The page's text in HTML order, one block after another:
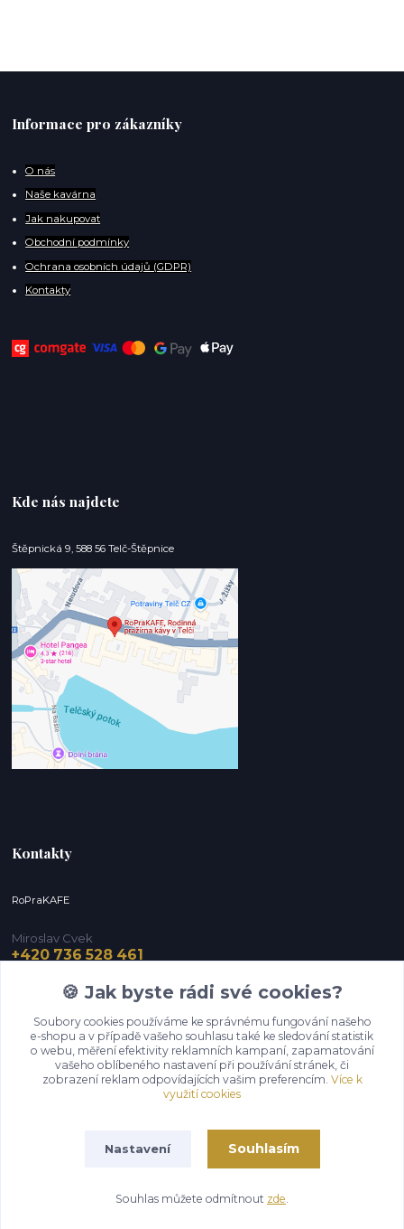
Informace pro zákazníky
O nás
Naše kavárna
Jak nakupovat
Obchodní podmínky
Ochrana osobních údajů (GDPR)
Kontakty
Kde nás najdete
Štěpnická 9, 588 56 Telč-Štěpnice
Kontakty
RoPraKAFE
Miroslav Cvek
+420 736 528 461
Upravit sběr cookies.
Vytvořeno na Eshop-rychle.cz
🍪 Jak byste rádi své cookies?
Soubory cookies používáme ke správnému fungování našeho
e-shopu a v případě vašeho souhlasu také ke sledování statistik
o webu, měření efektivity reklamních kampaní, zapamatování
vašeho oblíbeného nastavení při používání stránek, či
zobrazení reklam odpovídajících vašim preferencím. Více k
využití cookies
Nastavení Souhlasím
Souhlas můžete odmítnout zde